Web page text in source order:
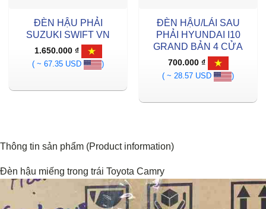
ĐÈN HẬU PHẢI
SUZUKI SWIFT VN
1.650.000 ₫
( ~ 67.35 USD
)
ĐÈN HẬU/LÁI SAU
PHẢI HYUNDAI I10
GRAND BẢN 4 CỬA
700.000 ₫
( ~ 28.57 USD
)
Thông tin sản phẩm (Product information)
Đèn hậu miếng trong trái Toyota Camry